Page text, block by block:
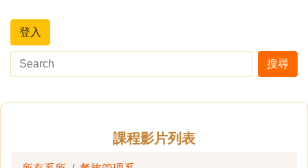
登入
搜尋
課程影片列表